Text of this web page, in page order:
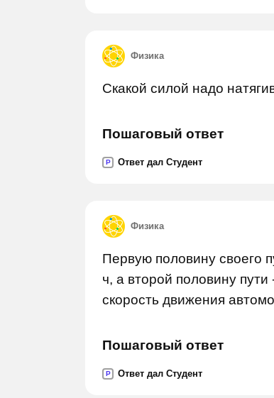
Физика
Скакой силой надо
Пошаговый ответ
P Ответ дал Студент
Физика
Первую половину своего
ч, а второй половину
скорость движения
Пошаговый ответ
P Ответ дал Студент